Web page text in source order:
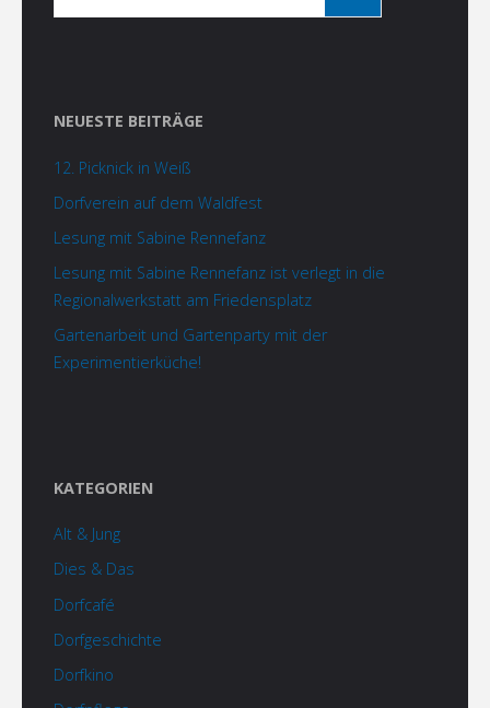
NEUESTE BEITRÄGE
12. Picknick in Weiß
Dorfverein auf dem Waldfest
Lesung mit Sabine Rennefanz
Lesung mit Sabine Rennefanz ist verlegt in die
Regionalwerkstatt am Friedensplatz
Gartenarbeit und Gartenparty mit der
Experimentierküche!
KATEGORIEN
Alt & Jung
Dies & Das
Dorfcafé
Dorfgeschichte
Dorfkino